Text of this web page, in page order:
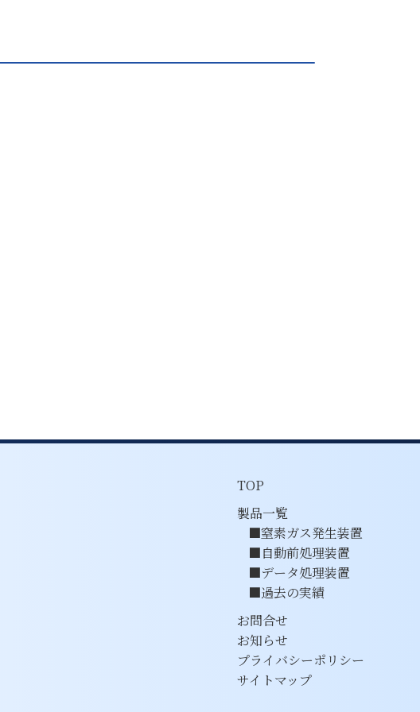
TOP
製品一覧
窒素ガス発生装置
自動前処理装置
データ処理装置
過去の実績
お問合せ
お知らせ
プライバシーポリシー
サイトマップ